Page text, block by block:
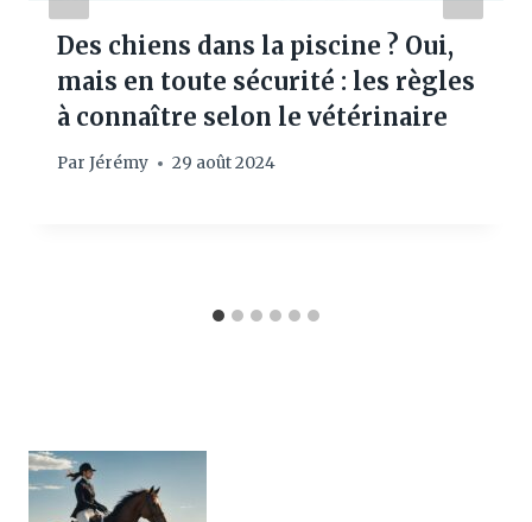
Des chiens dans la piscine ? Oui,
mais en toute sécurité : les règles
à connaître selon le vétérinaire
Par Jérémy 29 août 2024